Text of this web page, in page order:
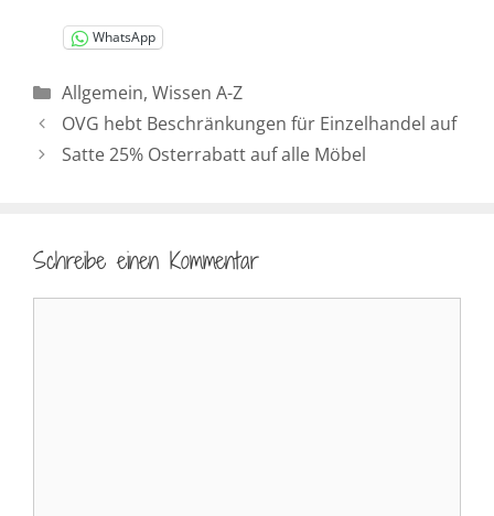
WhatsApp
Kategorien
Allgemein, Wissen A-Z
OVG hebt Beschränkungen für Einzelhandel auf
Satte 25% Osterrabatt auf alle Möbel
Schreibe einen Kommentar